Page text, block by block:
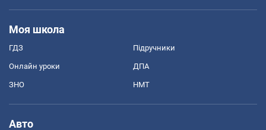
Моя школа
ГДЗ Підручники
Онлайн уроки ДПА
ЗНО НМТ
Авто